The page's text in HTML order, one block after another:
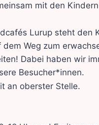
mit den
Lurup steht den
Weg zum
Dabei haben wir
Besucher*innen.
an oberster Stelle.